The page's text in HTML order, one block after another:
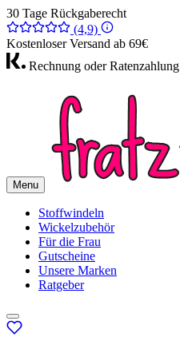
30 Tage Rückgaberecht
(4,9)
Kostenloser Versand ab 69€
Rechnung oder Ratenzahlung
Menu
Stoffwindeln
Wickelzubehör
Für die Frau
Gutscheine
Unsere Marken
Ratgeber